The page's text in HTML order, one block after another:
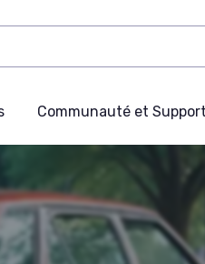
Communauté et Support